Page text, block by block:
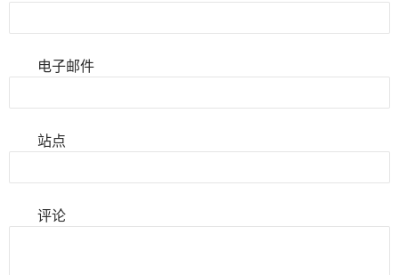
电子邮件
站点
评论